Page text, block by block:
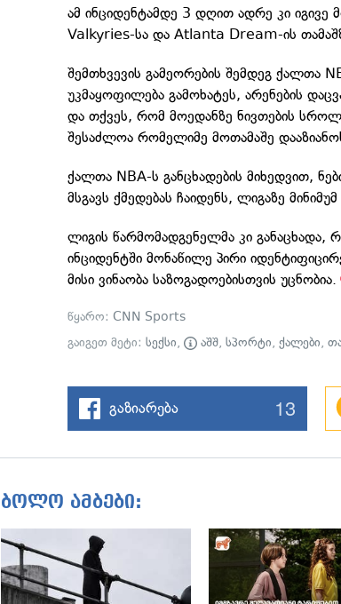
ამ ინციდენტამდე 3 დღით ადრე კი იგივე
Valkyries-სა და Atlanta Dream-ის
შემთხვევის გამეორების შემდეგ ქალთა
უკმაყოფილება გამოხატეს, არენების
და თქვეს, რომ მოედანზე ნივთების
შესაძლოა რომელიმე მოთამაშე
ქალთა NBA-ს განცხადების მიხედვით,
მსგავს ქმედებას ჩაიდენს, ლიგაზე
ლიგის წარმომადგენელმა კი განაცხადა,
ინციდენტში მონაწილე პირი
მისი ვინაობა საზოგადოებისთვის უცნობია.
წყარო:CNN Sports
გაიგეთ მეტი:სექსი, აშშ,სპორტი,ქალები,
გაზიარება 13
ბოლო ამბები:
გადახედვა